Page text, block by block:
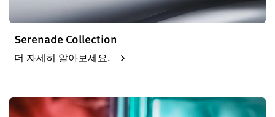
Serenade Collection
더 자세히 알아보세요.